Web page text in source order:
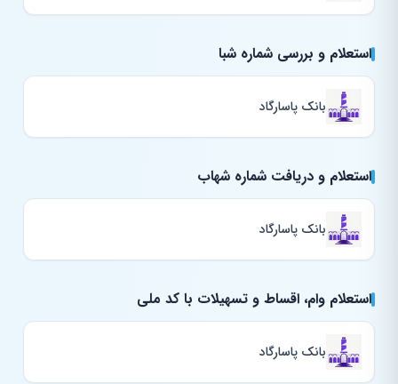
استعلام و بررسی شماره شبا
بانک پاسارگاد
استعلام و دریافت شماره شهاب
بانک پاسارگاد
استعلام وام، اقساط و تسهیلات با کد ملی
بانک پاسارگاد